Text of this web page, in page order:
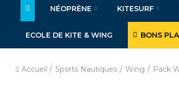
NÉOPRÈNE KITESURF
ECOLE DE KITE & WING BONS
Accueil Sports Nautiques Wing Pack